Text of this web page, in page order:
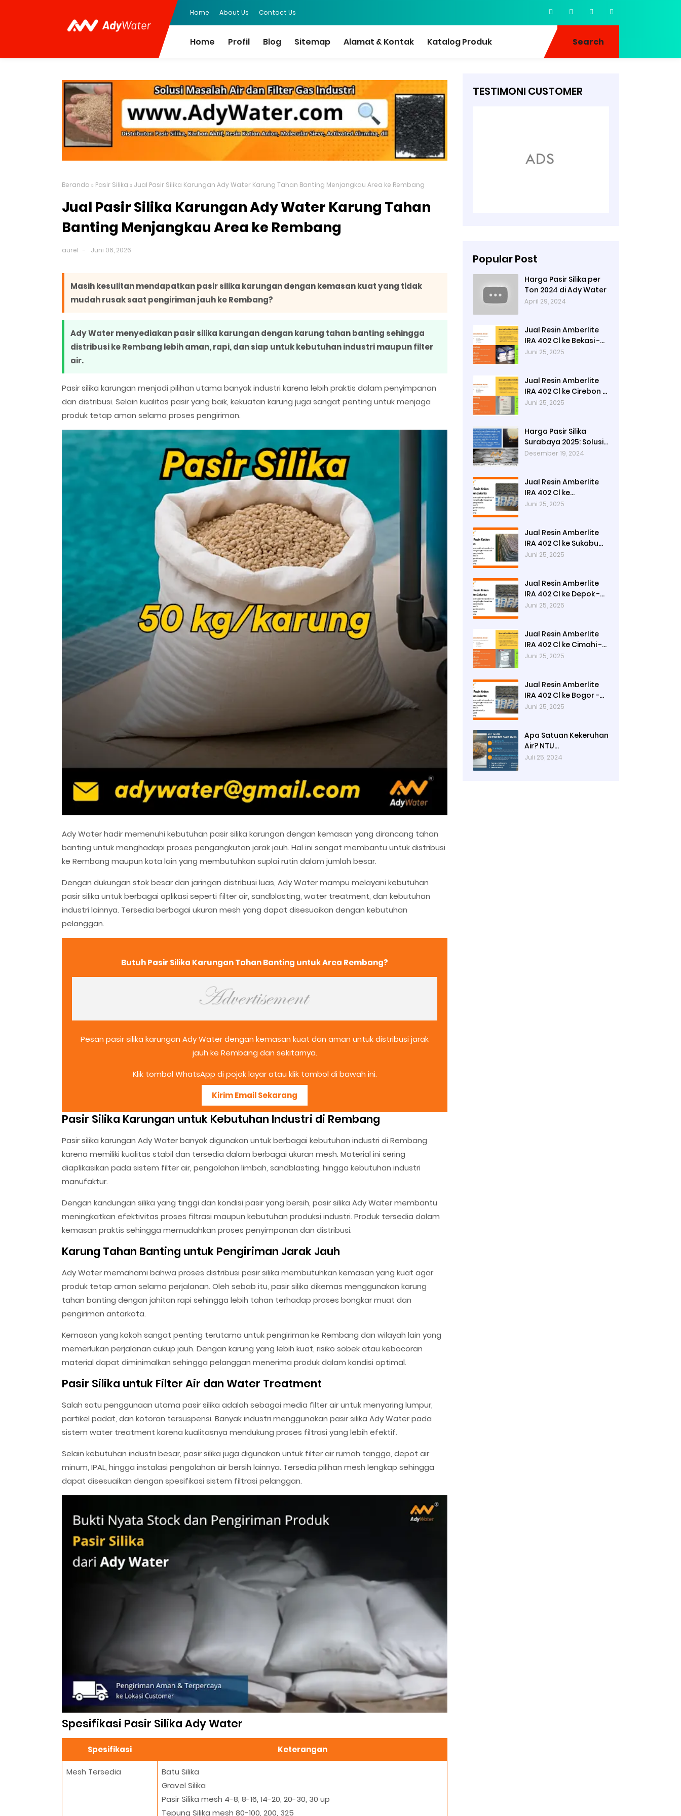
Home About Us Contact Us
Home Profil Blog Sitemap Alamat & Kontak Katalog Produk Search
Beranda Pasir Silika Jual Pasir Silika Karungan Ady Water Karung Tahan Banting Menjangkau Area ke Rembang
Jual Pasir Silika Karungan Ady Water Karung Tahan
Banting Menjangkau Area ke Rembang
aurel Juni 06, 2026
Masih kesulitan mendapatkan pasir silika karungan dengan kemasan kuat yang tidak
mudah rusak saat pengiriman jauh ke Rembang?
Ady Water menyediakan pasir silika karungan dengan karung tahan banting sehingga
distribusi ke Rembang lebih aman, rapi, dan siap untuk kebutuhan industri maupun filter
air.
Pasir silika karungan menjadi pilihan utama banyak industri karena lebih praktis dalam penyimpanan
dan distribusi. Selain kualitas pasir yang baik, kekuatan karung juga sangat penting untuk menjaga
produk tetap aman selama proses pengiriman.
Ady Water hadir memenuhi kebutuhan pasir silika karungan dengan kemasan yang dirancang tahan
banting untuk menghadapi proses pengangkutan jarak jauh. Hal ini sangat membantu untuk distribusi
ke Rembang maupun kota lain yang membutuhkan suplai rutin dalam jumlah besar.
Dengan dukungan stok besar dan jaringan distribusi luas, Ady Water mampu melayani kebutuhan
pasir silika untuk berbagai aplikasi seperti filter air, sandblasting, water treatment, dan kebutuhan
industri lainnya. Tersedia berbagai ukuran mesh yang dapat disesuaikan dengan kebutuhan
pelanggan.
Butuh Pasir Silika Karungan Tahan Banting untuk Area Rembang?
Pesan pasir silika karungan Ady Water dengan kemasan kuat dan aman untuk distribusi jarak
jauh ke Rembang dan sekitarnya.
Klik tombol WhatsApp di pojok layar atau klik tombol di bawah ini.
Kirim Email Sekarang
Pasir Silika Karungan untuk Kebutuhan Industri di Rembang
Pasir silika karungan Ady Water banyak digunakan untuk berbagai kebutuhan industri di Rembang
karena memiliki kualitas stabil dan tersedia dalam berbagai ukuran mesh. Material ini sering
diaplikasikan pada sistem filter air, pengolahan limbah, sandblasting, hingga kebutuhan industri
manufaktur.
Dengan kandungan silika yang tinggi dan kondisi pasir yang bersih, pasir silika Ady Water membantu
meningkatkan efektivitas proses filtrasi maupun kebutuhan produksi industri. Produk tersedia dalam
kemasan praktis sehingga memudahkan proses penyimpanan dan distribusi.
Karung Tahan Banting untuk Pengiriman Jarak Jauh
Ady Water memahami bahwa proses distribusi pasir silika membutuhkan kemasan yang kuat agar
produk tetap aman selama perjalanan. Oleh sebab itu, pasir silika dikemas menggunakan karung
tahan banting dengan jahitan rapi sehingga lebih tahan terhadap proses bongkar muat dan
pengiriman antarkota.
Kemasan yang kokoh sangat penting terutama untuk pengiriman ke Rembang dan wilayah lain yang
memerlukan perjalanan cukup jauh. Dengan karung yang lebih kuat, risiko sobek atau kebocoran
material dapat diminimalkan sehingga pelanggan menerima produk dalam kondisi optimal.
Pasir Silika untuk Filter Air dan Water Treatment
Salah satu penggunaan utama pasir silika adalah sebagai media filter air untuk menyaring lumpur,
partikel padat, dan kotoran tersuspensi. Banyak industri menggunakan pasir silika Ady Water pada
sistem water treatment karena kualitasnya mendukung proses filtrasi yang lebih efektif.
Selain kebutuhan industri besar, pasir silika juga digunakan untuk filter air rumah tangga, depot air
minum, IPAL, hingga instalasi pengolahan air bersih lainnya. Tersedia pilihan mesh lengkap sehingga
dapat disesuaikan dengan spesifikasi sistem filtrasi pelanggan.
Spesifikasi Pasir Silika Ady Water
Spesifikasi Keterangan
Mesh Tersedia
Batu Silika
Gravel Silika
Pasir Silika mesh 4-8, 8-16, 14-20, 20-30, 30 up
Tepung Silika mesh 80-100, 200, 325
TESTIMONI CUSTOMER
Popular Post
Harga Pasir Silika per
Ton 2024 di Ady Water
April 29, 2024
Jual Resin Amberlite
IRA 402 Cl ke Bekasi -
Ady Water
Juni 25, 2025
Jual Resin Amberlite
IRA 402 Cl ke Cirebon -
Ady Water
Juni 25, 2025
Harga Pasir Silika
Surabaya 2025: Solusi
Filter Air untuk Industri
Desember 19, 2024
Jual Resin Amberlite
IRA 402 Cl ke
Tasikmalaya - Ady
Juni 25, 2025
Jual Resin Amberlite
IRA 402 Cl ke Sukabumi
- Ady Water
Juni 25, 2025
Jual Resin Amberlite
IRA 402 Cl ke Depok -
Ady Water
Juni 25, 2025
Jual Resin Amberlite
IRA 402 Cl ke Cimahi -
Ady Water
Juni 25, 2025
Jual Resin Amberlite
IRA 402 Cl ke Bogor -
Ady Water
Juni 25, 2025
Apa Satuan Kekeruhan
Air? NTU
(Nephelometric
Juli 25, 2024